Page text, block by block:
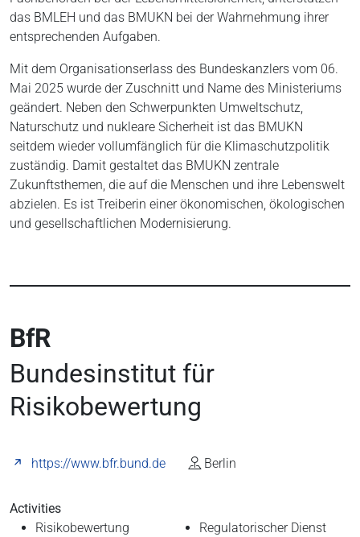
das BMLEH und das BMUKN bei der Wahrnehmung ihrer
entsprechenden Aufgaben.
Mit dem Organisationserlass des Bundeskanzlers vom 06.
Mai 2025 wurde der Zuschnitt und Name des Ministeriums
geändert. Neben den Schwerpunkten Umweltschutz,
Naturschutz und nukleare Sicherheit ist das BMUKN
seitdem wieder vollumfänglich für die Klimaschutzpolitik
zuständig. Damit gestaltet das BMUKN zentrale
Zukunftsthemen, die auf die Menschen und ihre Lebenswelt
abzielen. Es ist Treiberin einer ökonomischen, ökologischen
und gesellschaftlichen Modernisierung.
BfR
Bundesinstitut für
Risikobewertung
https://www.bfr.bund.de Berlin
Activities
Risikobewertung
Regulatorischer Dienst